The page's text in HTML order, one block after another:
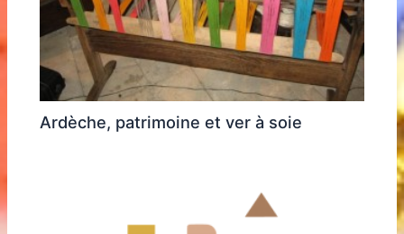
Ardèche, patrimoine et ver à soie